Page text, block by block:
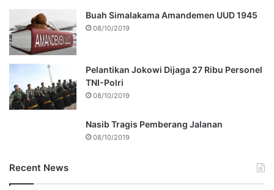
Buah Simalakama Amandemen UUD 1945
08/10/2019
Pelantikan Jokowi Dijaga 27 Ribu Personel
TNI-Polri
08/10/2019
Nasib Tragis Pemberang Jalanan
08/10/2019
Recent News